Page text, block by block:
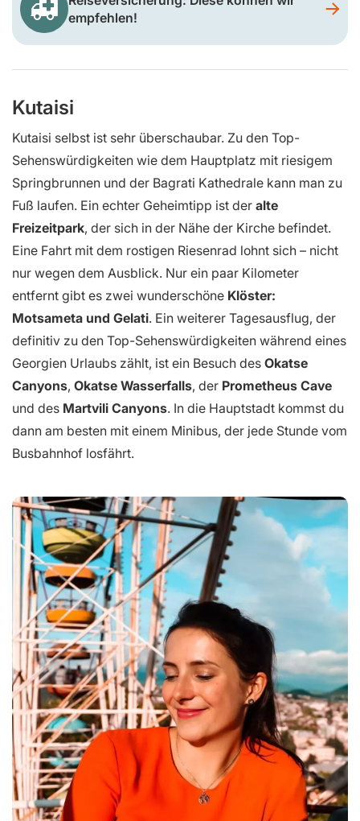
empfehlen!
Kutaisi
Kutaisi selbst ist sehr überschaubar. Zu den Top-
Sehenswürdigkeiten wie dem Hauptplatz mit riesigem
Springbrunnen und der Bagrati Kathedrale kann man zu
Fuß laufen. Ein echter Geheimtipp ist der alte
Freizeitpark, der sich in der Nähe der Kirche befindet.
Eine Fahrt mit dem rostigen Riesenrad lohnt sich – nicht
nur wegen dem Ausblick. Nur ein paar Kilometer
entfernt gibt es zwei wunderschöne Klöster:
Motsameta und Gelati. Ein weiterer Tagesausflug, der
definitiv zu den Top-Sehenswürdigkeiten während eines
Georgien Urlaubs zählt, ist ein Besuch des Okatse
Canyons, Okatse Wasserfalls, der Prometheus Cave
und des Martvili Canyons. In die Hauptstadt kommst du
dann am besten mit einem Minibus, der jede Stunde vom
Busbahnhof losfährt.